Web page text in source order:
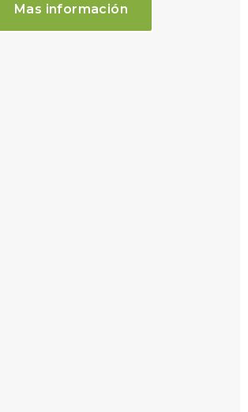
Mas información